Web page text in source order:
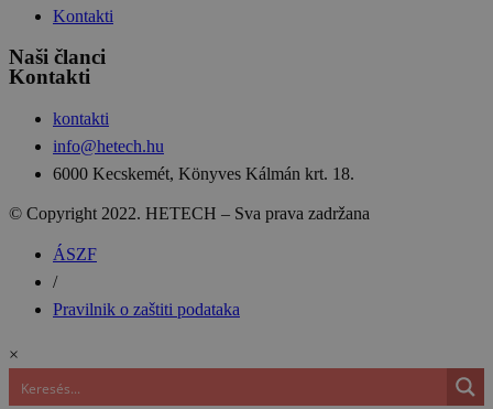
Kontakti
Naši članci
Kontakti
kontakti
info@hetech.hu
6000 Kecskemét, Könyves Kálmán krt. 18.
© Copyright 2022. HETECH – Sva prava zadržana
ÁSZF
/
Pravilnik o zaštiti podataka
×